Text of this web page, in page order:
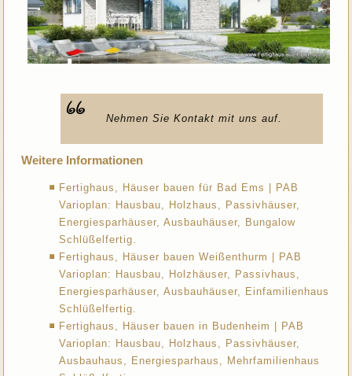
Nehmen Sie Kontakt mit uns auf.
Weitere Informationen
Fertighaus, Häuser bauen für Bad Ems | PAB
Varioplan: Hausbau, Holzhaus, Passivhäuser,
Energiesparhäuser, Ausbauhäuser, Bungalow
Schlüßelfertig.
Fertighaus, Häuser bauen Weißenthurm | PAB
Varioplan: Hausbau, Holzhäuser, Passivhaus,
Energiesparhäuser, Ausbauhäuser, Einfamilienhaus
Schlüßelfertig.
Fertighaus, Häuser bauen in Budenheim | PAB
Varioplan: Hausbau, Holzhaus, Passivhäuser,
Ausbauhaus, Energiesparhaus, Mehrfamilienhaus